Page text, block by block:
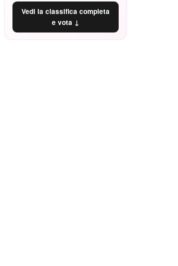
Vedi la classifica completa
e vota ↓